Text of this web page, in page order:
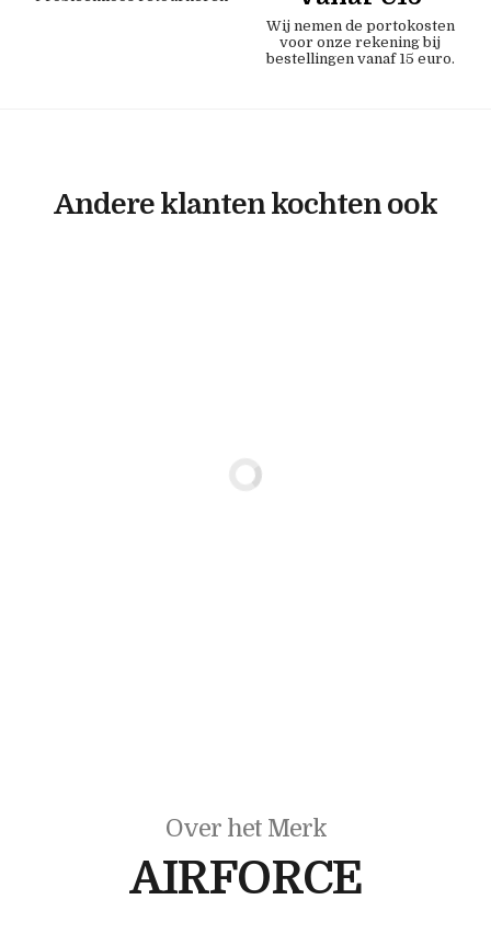
Wij nemen de portokosten
voor onze rekening bij
bestellingen vanaf 15 euro.
Andere klanten kochten ook
Over het Merk
AIRFORCE